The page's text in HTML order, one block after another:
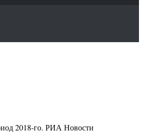
2018-го. РИА Новости